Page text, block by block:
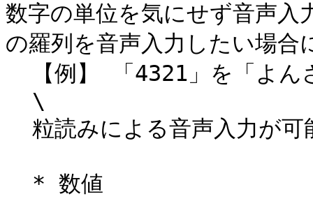
数字の単位を気にせず音声入
の羅列を音声入力したい場